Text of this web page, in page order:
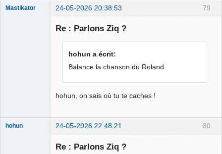
79
Mastikator 24-05-2026 20:38:53
Re : Parlons Ziq ?
hohun a écrit:
Balance la chanson du Roland
hohun, on sais où tu te caches !
80
hohun 24-05-2026 22:48:21
Re : Parlons Ziq ?